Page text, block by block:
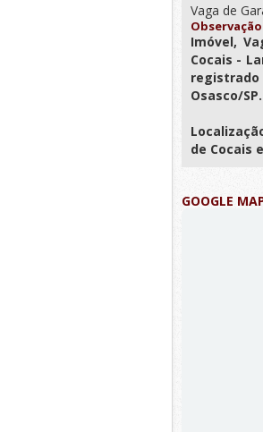
Vaga de
Imóvel,
Cocais -
Osasco/SP.
de Cocais
GOOGLE